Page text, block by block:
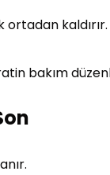
kaldırır.
bakım